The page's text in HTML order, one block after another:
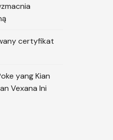
certyfikat
yang Kian
Vexana Ini